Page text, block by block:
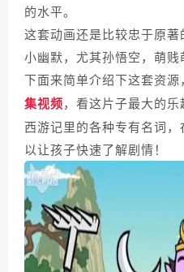
的水平。
这套动画还是比较忠于原
小幽默，尤其孙悟空，萌贱
下面来简单介绍下这套资源
集视频，看这片子最大的
西游记里的各种专有名词
以让孩子快速了解剧情！